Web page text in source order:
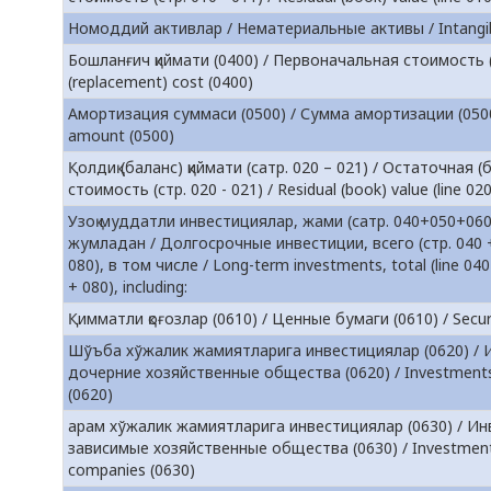
Номоддий активлар / Нематериальные активы /
Бошланғич қиймати (0400) / Первоначальная
(replacement) cost (0400)
Амортизация суммаси (0500) / Сумма амортизации
amount (0500)
Қолдиқ (баланс) қиймати (сатр. 020 – 021) / Остаточная
стоимость (стр. 020 - 021) / Residual (book) value (line
Узоқ муддатли инвестициялар, жами (сатр.
жумладан / Долгосрочные инвестиции, всего (стр. 040
080), в том числе / Long-term investments, total (line
+ 080), including:
Қимматли қоғозлар (0610) / Ценные бумаги (0610) /
Шўъба хўжалик жамиятларига инвестициялар (0620) /
дочерние хозяйственные общества (0620) /
(0620)
арам хўжалик жамиятларига инвестициялар (0630) /
зависимые хозяйственные общества (0630) /
companies (0630)